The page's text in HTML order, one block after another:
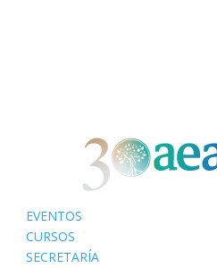
EVENTOS
CURSOS
SECRETARÍA